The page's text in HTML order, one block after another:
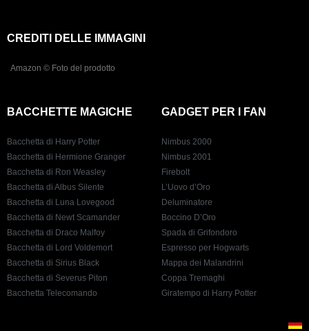
CREDITI DELLE IMMAGINI
Amazon © Foto del prodotto
BACCHETTE MAGICHE
Bacchetta di Harry Potter
Bacchetta di Hermione Granger
Bacchetta di Ron Weasley
Bacchetta di Albus Silente
Bacchetta di Luna Lovegood
Bacchetta di Newt Scamander
Bacchetta di Draco Malfoy
Bacchetta di Lord Voldemort
Bacchetta di Sirius Black
Bacchetta di Severus Piton
Bacchetta Telecomando
GADGET PER I FAN
Nimbus 2000
Nimbus 2001
Firebolt
L’Uovo d’Oro
Deluminatore
Boccino D’Oro
Spada di Grifondoro
Espresso per Hogwarts
Mappa dei Malandrini
Coppa Tremaghi
Giratempo di Harry Potter